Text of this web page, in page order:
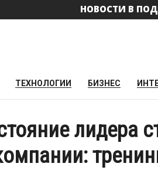
НОВОСТИ В
ТЕХНОЛОГИИ БИЗНЕС
лидера